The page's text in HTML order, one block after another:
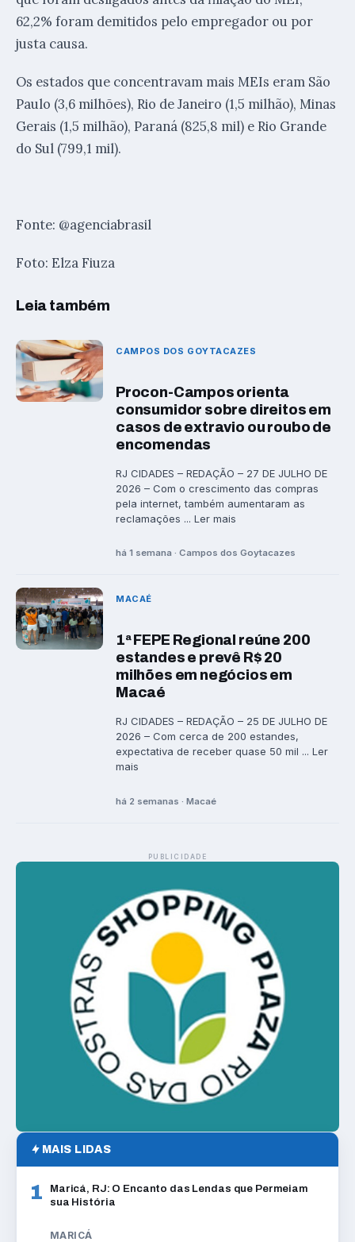
62,2% foram demitidos pelo empregador ou por
justa causa.
Os estados que concentravam mais MEIs eram São
Paulo (3,6 milhões), Rio de Janeiro (1,5 milhão), Minas
Gerais (1,5 milhão), Paraná (825,8 mil) e Rio Grande
do Sul (799,1 mil).
Fonte: @agenciabrasil
Foto: Elza Fiuza
Leia também
CAMPOS DOS GOYTACAZES
Procon-Campos orienta
consumidor sobre direitos em
casos de extravio ou roubo de
encomendas
RJ CIDADES – REDAÇÃO – 27 DE JULHO DE
2026 – Com o crescimento das compras
pela internet, também aumentaram as
reclamações ... Ler mais
há 1 semana · Campos dos Goytacazes
MACAÉ
1ª FEPE Regional reúne 200
estandes e prevê R$ 20
milhões em negócios em
Macaé
RJ CIDADES – REDAÇÃO – 25 DE JULHO DE
2026 – Com cerca de 200 estandes,
expectativa de receber quase 50 mil ... Ler
mais
há 2 semanas · Macaé
PUBLICIDADE
MAIS LIDAS
1
Maricá, RJ: O Encanto das Lendas que Permeiam
sua História
MARICÁ